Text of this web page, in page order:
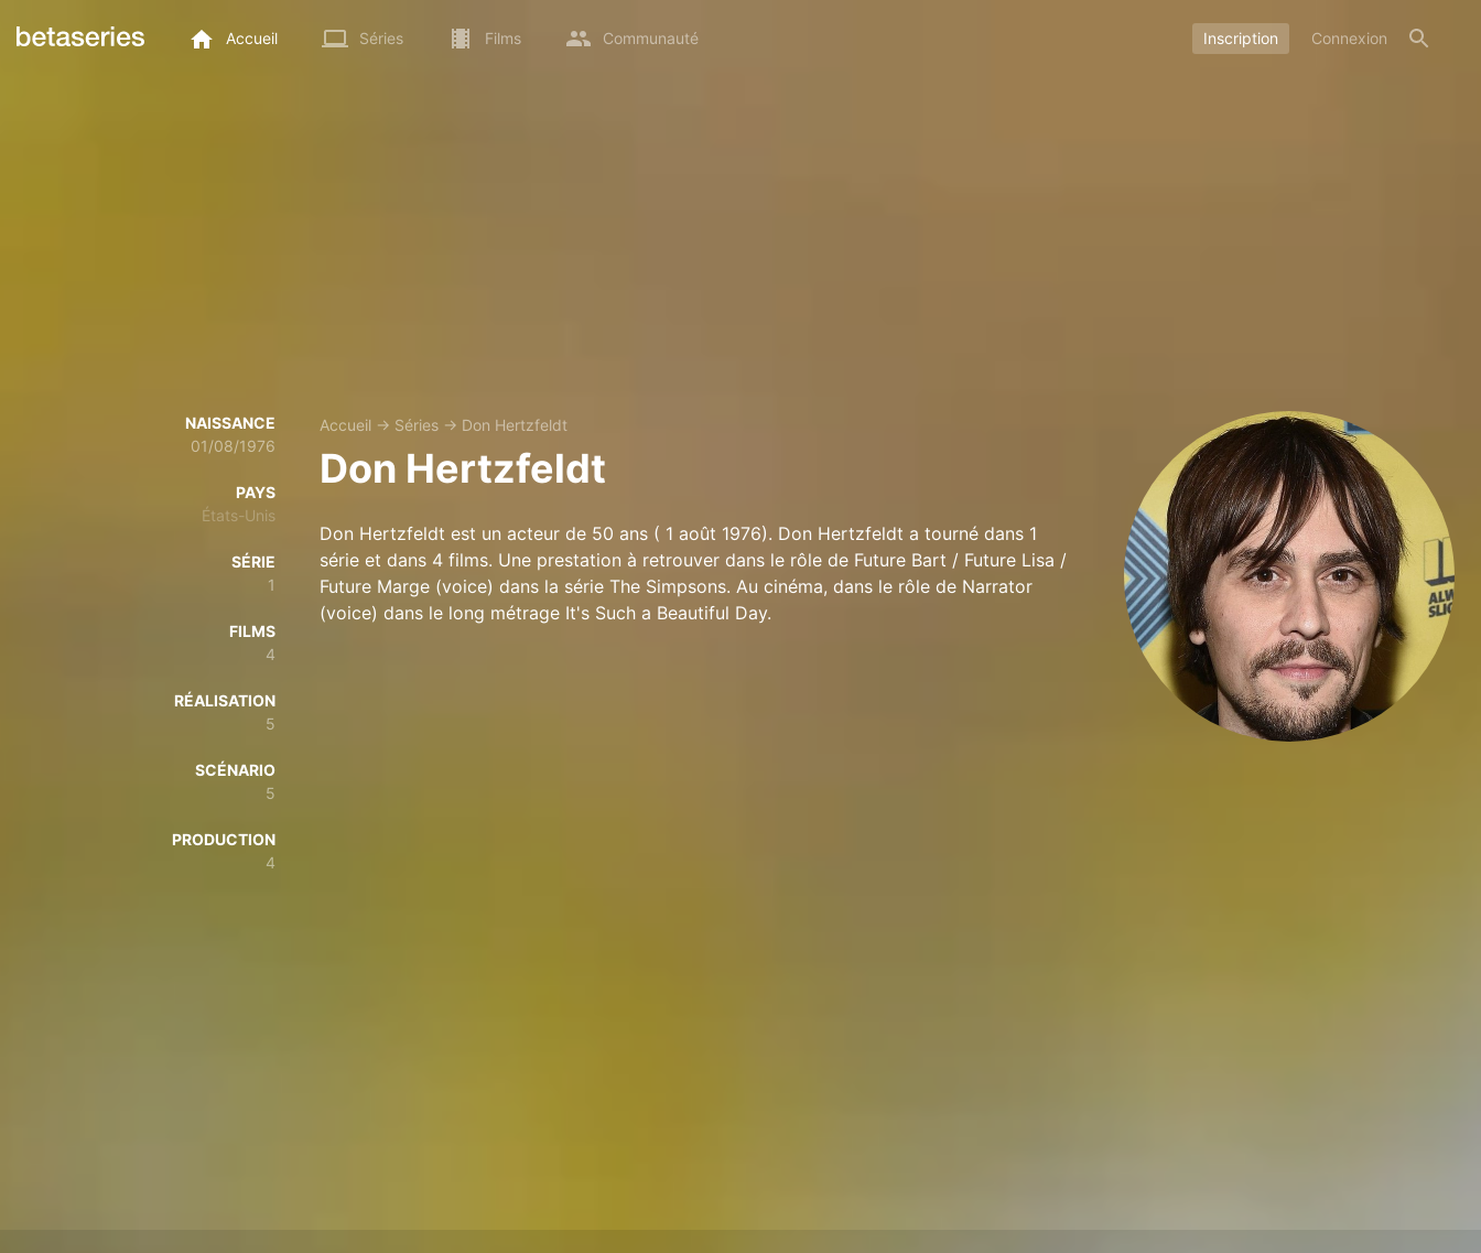
Accueil Séries Films Communauté Inscription Connexion
NAISSANCE
01/08/1976
PAYS
États-Unis
SÉRIE
1
FILMS
4
RÉALISATION
5
SCÉNARIO
5
PRODUCTION
4
Accueil → Séries → Don Hertzfeldt
Don Hertzfeldt
Don Hertzfeldt est un acteur de 50 ans ( 1 août 1976). Don Hertzfeldt a tourné dans 1
série et dans 4 films. Une prestation à retrouver dans le rôle de Future Bart / Future Lisa /
Future Marge (voice) dans la série The Simpsons. Au cinéma, dans le rôle de Narrator
(voice) dans le long métrage It's Such a Beautiful Day.